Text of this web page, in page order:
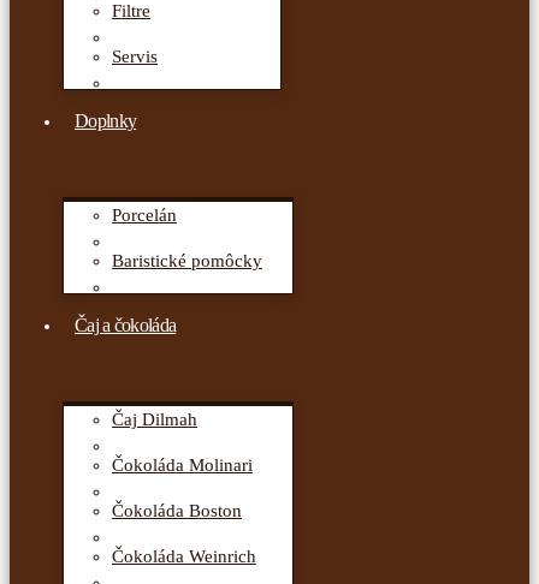
Filtre
Servis
Doplnky
Porcelán
Baristické pomôcky
Čaj a čokoláda
Čaj Dilmah
Čokoláda Molinari
Čokoláda Boston
Čokoláda Weinrich